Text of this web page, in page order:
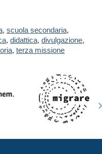
, scuola secondaria,
, didattica, divulgazione,
, terza missione